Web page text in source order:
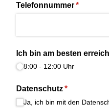
Telefonnummer *
Ich bin am besten
8:00 - 12:00 Uhr
Datenschutz *
(erforderlich)
Ja, ich bin mit den